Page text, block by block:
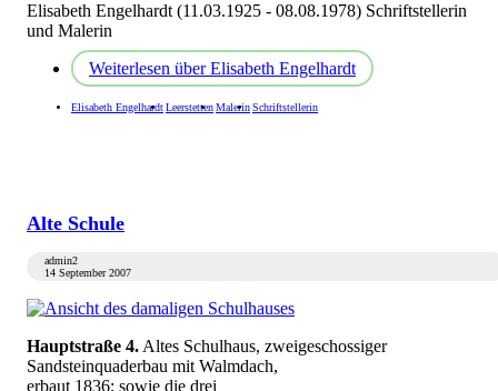
Elisabeth Engelhardt (11.03.1925 - 08.08.1978) Schriftstellerin
und Malerin
Weiterlesen über Elisabeth Engelhardt
Elisabeth EngelhardtLeerstettenMalerinSchriftstellerin
Alte Schule
admin2
14 September 2007
Hauptstraße 4. Altes Schulhaus, zweigeschossiger
Sandsteinquaderbau mit Walmdach,
erbaut 1836; sowie die drei